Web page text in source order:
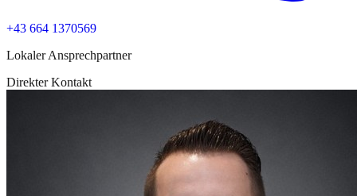
+43 664 1370569
Lokaler Ansprechpartner
Direkter Kontakt